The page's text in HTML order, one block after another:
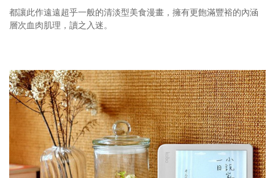
都讓此作遠遠超乎一般的清淡型美食漫畫，擁有更飽滿豐裕的內涵
層次血肉肌理，讀之入迷。